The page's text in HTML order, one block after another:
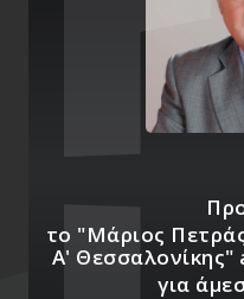
Χάρτης Πληροφορίες
το "Μάριος
Α' Θεσσαλονίκης"
για